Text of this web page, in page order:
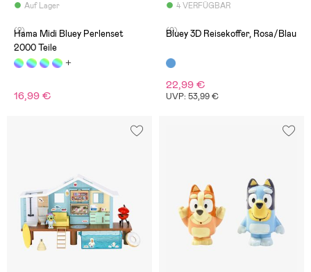
Auf Lager
(2)
Hama Midi Bluey Perlenset
2000 Teile
16,99 €
4 VERFÜGBAR
(0)
Bluey 3D Reisekoffer, Rosa/Blau
22,99 €
UVP: 53,99 €